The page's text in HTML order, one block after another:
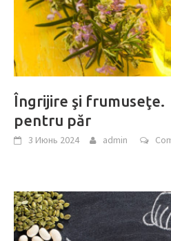
Îngrijire şi frumuseţe.
pentru păr
3 Июнь 2024 admin